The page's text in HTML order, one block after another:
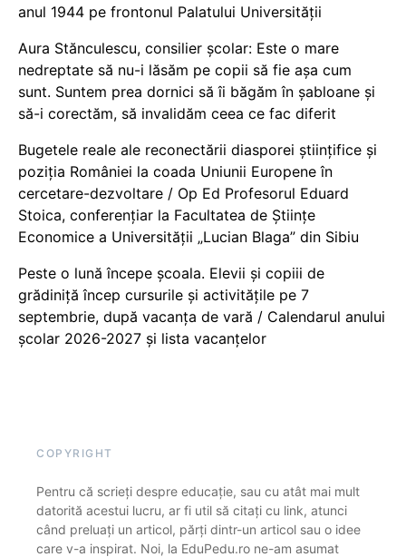
anul 1944 pe frontonul Palatului Universității
Aura Stănculescu, consilier școlar: Este o mare
nedreptate să nu-i lăsăm pe copii să fie așa cum
sunt. Suntem prea dornici să îi băgăm în șabloane și
să-i corectăm, să invalidăm ceea ce fac diferit
Bugetele reale ale reconectării diasporei științifice și
poziția României la coada Uniunii Europene în
cercetare-dezvoltare / Op Ed Profesorul Eduard
Stoica, conferențiar la Facultatea de Științe
Economice a Universității „Lucian Blaga” din Sibiu
Peste o lună începe școala. Elevii și copiii de
grădiniță încep cursurile și activitățile pe 7
septembrie, după vacanța de vară / Calendarul anului
școlar 2026-2027 și lista vacanțelor
COPYRIGHT
Pentru că scrieți despre educație, sau cu atât mai mult
datorită acestui lucru, ar fi util să citați cu link, atunci
când preluați un articol, părți dintr-un articol sau o idee
care v-a inspirat. Noi, la EduPedu.ro ne-am asumat